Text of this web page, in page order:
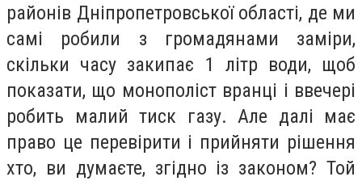
районів Дніпропетровської області, де ми
самі робили з громадянами заміри,
скільки часу закипає 1 літр води, щоб
показати, що монополіст вранці і ввечері
робить малий тиск газу. Але далі має
право це перевірити і прийняти рішення
хто, ви думаєте, згідно із законом? Той